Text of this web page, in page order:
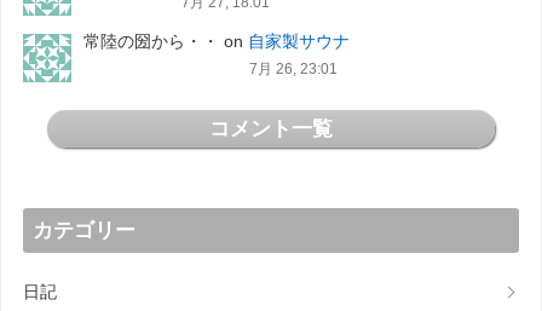
常陸の圀から・・ on 自家製サウナ
7月 26, 23:01
コメント一覧
カテゴリー
日記